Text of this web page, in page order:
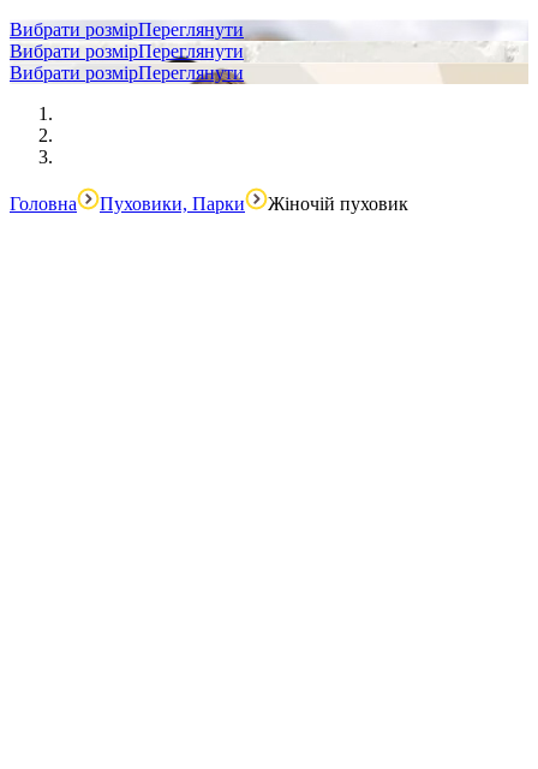
Вибрати розмірПереглянути
Вибрати розмірПереглянути
Вибрати розмірПереглянути
Головна Пуховики, Парки Жіночій пуховик